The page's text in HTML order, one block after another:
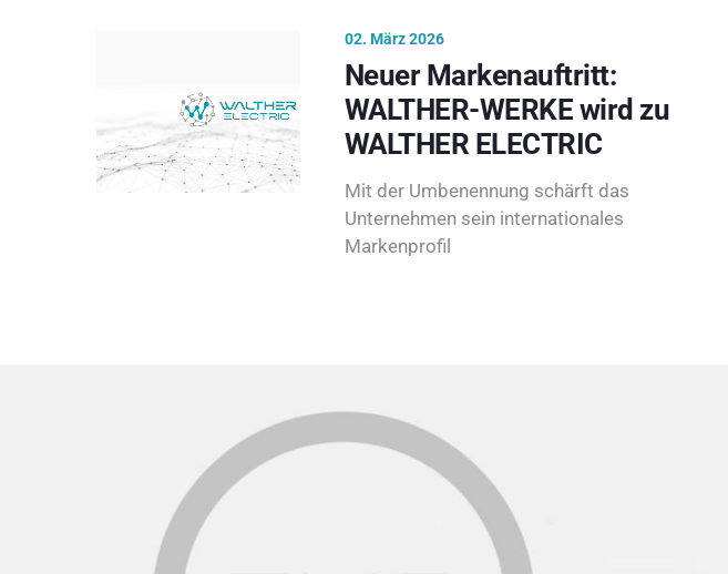
02. März 2026
Neuer Markenauftritt:
WALTHER-WERKE wird zu
WALTHER ELECTRIC
Mit der Umbenennung schärft das
Unternehmen sein internationales
Markenprofil